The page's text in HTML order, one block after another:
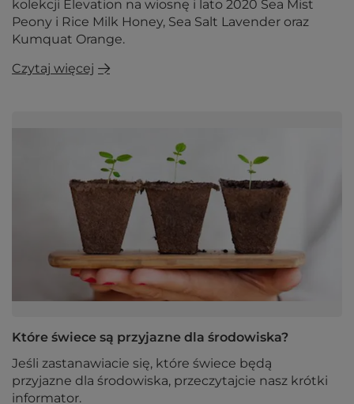
kolekcji Elevation na wiosnę i lato 2020 Sea Mist
Peony i Rice Milk Honey, Sea Salt Lavender oraz
Kumquat Orange.
Czytaj więcej
Które świece są przyjazne dla środowiska?
Jeśli zastanawiacie się, które świece będą
przyjazne dla środowiska, przeczytajcie nasz krótki
informator.